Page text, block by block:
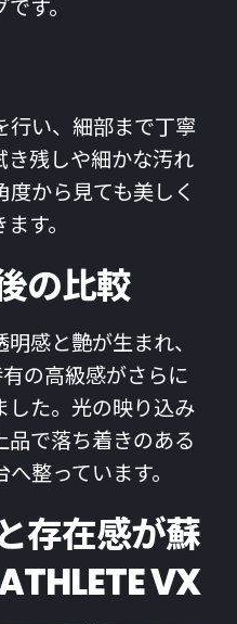
す。
行い、細部まで丁寧
き残しや細かな汚れ
から見ても美しく
す。
の比較
感と艶が生まれ、
の高級感がさらに
した。光の映り込み
品で落ち着きのある
整っています。
存在感が蘇
VX